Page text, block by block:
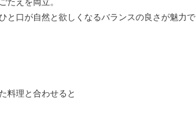
たえを両立。
と口が自然と欲しくなるバランスの良さが魅力で
料理と合わせると